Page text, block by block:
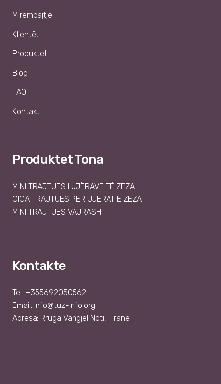
Mirëmbajtje
Klientët
Produktet
Blog
FAQ
Kontakt
Produktet Tona
MINI TRAJTUES I UJËRAVE TË ZEZA
GIGA TRAJTUES PËR UJËRAT E ZEZA
MINI TRAJTUES VAJRASH
Kontakte
Tel: +355692050562
Email: info@tuz-info.org
Adresa: Rruga Vangjel Noti, Tirane